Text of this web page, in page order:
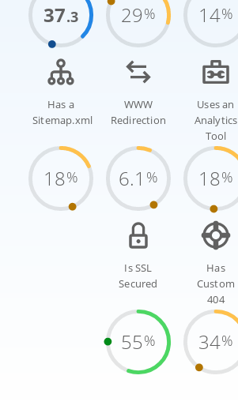
37.3 29% 14%
Has a
Sitemap.xml
18%
WWW
Redirection
6.1 %
Uses an
Analytics
Tool
18%
Is SSL
Secured
55%
Has
Custom
404
34%